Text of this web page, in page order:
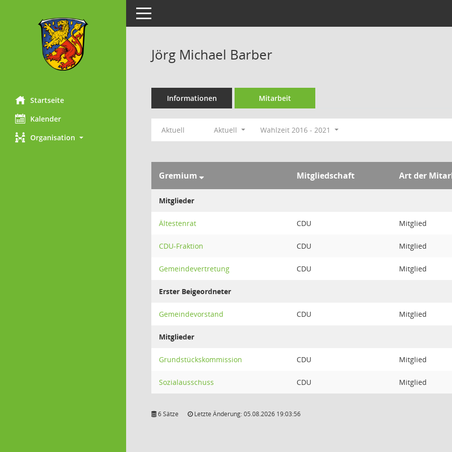
Startseite
Kalender
Organisation
Toggle navigation
Jörg Michael Barber
Informationen Mitarbeit
Aktuell Aktuell Wahlzeit 2016 - 2021
Gremium Mitgliedschaft Art der
Mitglieder
Ältestenrat CDU Mitglied
CDU-Fraktion CDU Mitglied
Gemeindevertretung CDU Mitglied
Erster Beigeordneter
Gemeindevorstand CDU Mitglied
Mitglieder
Grundstückskommission CDU Mitglied
Sozialausschuss CDU Mitglied
6 Sätze Letzte Änderung: 05.08.2026 19:03:56